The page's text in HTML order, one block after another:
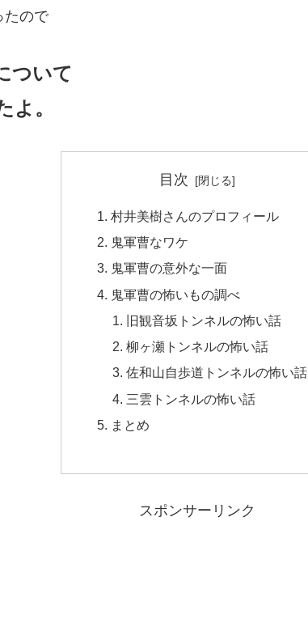
たので
ついて
よ。
目次
村井美樹さんのプロフィール
鬼軍曹なワケ
鬼軍曹の意外な一面
鬼軍曹の怖いもの調べ
旧観音坂トンネルの怖い話
柳ヶ瀬トンネルの怖い話
佐和山自歩道トンネルの怖い話
三雲トンネルの怖い話
まとめ
スポンサーリンク